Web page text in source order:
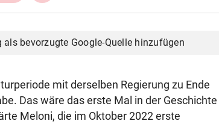
als bevorzugte Google-Quelle hinzufügen
mit derselben Regierung zu Ende
Das wäre das erste Mal in der Geschichte
Meloni, die im Oktober 2022 erste